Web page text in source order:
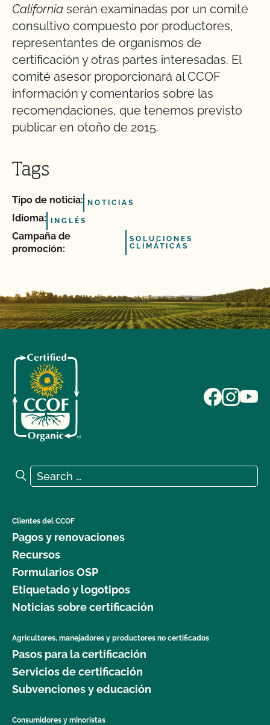
California serán examinadas por un comité
consultivo compuesto por productores,
representantes de organismos de
certificación y otras partes interesadas. El
comité asesor proporcionará al CCOF
información y comentarios sobre las
recomendaciones, que tenemos previsto
publicar en otoño de 2015.
Tags
Tipo de noticia: NOTICIAS
Idioma: INGLÉS
Campaña de
promoción:
SOLUCIONES
CLIMÁTICAS
Search for:
Search
Clientes del CCOF
Pagos y renovaciones
Recursos
Formularios OSP
Etiquetado y logotipos
Noticias sobre certificación
Agricultores, manejadores y productores no certificados
Pasos para la certificación
Servicios de certificación
Subvenciones y educación
Consumidores y minoristas